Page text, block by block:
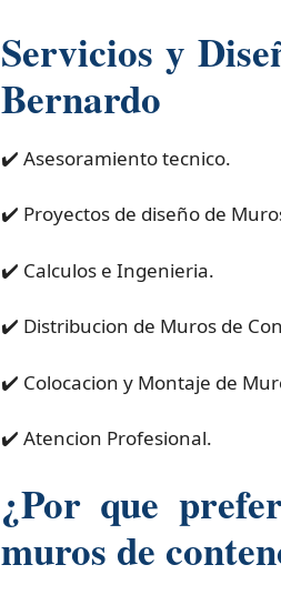
Servicios y
Bernardo
✔️ Asesoramiento tecnico.
✔️ Proyectos de diseño de
✔️ Calculos e Ingenieria.
✔️ Distribucion de Muros de
✔️ Colocacion y Montaje de
✔️ Atencion Profesional.
¿Por que
muros de